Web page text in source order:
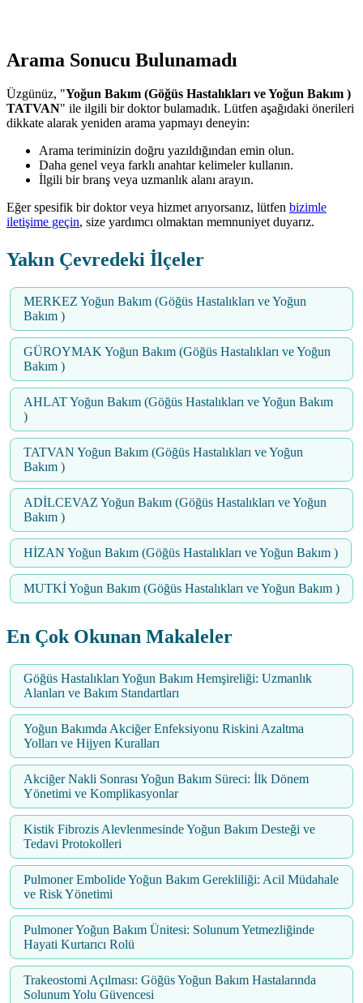
Arama Sonucu Bulunamadı
Üzgünüz, "Yoğun Bakım (Göğüs Hastalıkları ve Yoğun Bakım )
TATVAN" ile ilgili bir doktor bulamadık. Lütfen aşağıdaki önerileri
dikkate alarak yeniden arama yapmayı deneyin:
Arama teriminizin doğru yazıldığından emin olun.
Daha genel veya farklı anahtar kelimeler kullanın.
İlgili bir branş veya uzmanlık alanı arayın.
Eğer spesifik bir doktor veya hizmet arıyorsanız, lütfen bizimle
iletişime geçin, size yardımcı olmaktan memnuniyet duyarız.
Yakın Çevredeki İlçeler
MERKEZ Yoğun Bakım (Göğüs Hastalıkları ve Yoğun
Bakım )
GÜROYMAK Yoğun Bakım (Göğüs Hastalıkları ve Yoğun
Bakım )
AHLAT Yoğun Bakım (Göğüs Hastalıkları ve Yoğun Bakım
)
TATVAN Yoğun Bakım (Göğüs Hastalıkları ve Yoğun
Bakım )
ADİLCEVAZ Yoğun Bakım (Göğüs Hastalıkları ve Yoğun
Bakım )
HİZAN Yoğun Bakım (Göğüs Hastalıkları ve Yoğun Bakım )
MUTKİ Yoğun Bakım (Göğüs Hastalıkları ve Yoğun Bakım )
En Çok Okunan Makaleler
Göğüs Hastalıkları Yoğun Bakım Hemşireliği: Uzmanlık
Alanları ve Bakım Standartları
Yoğun Bakımda Akciğer Enfeksiyonu Riskini Azaltma
Yolları ve Hijyen Kuralları
Akciğer Nakli Sonrası Yoğun Bakım Süreci: İlk Dönem
Yönetimi ve Komplikasyonlar
Kistik Fibrozis Alevlenmesinde Yoğun Bakım Desteği ve
Tedavi Protokolleri
Pulmoner Embolide Yoğun Bakım Gerekliliği: Acil Müdahale
ve Risk Yönetimi
Pulmoner Yoğun Bakım Ünitesi: Solunum Yetmezliğinde
Hayati Kurtarıcı Rolü
Trakeostomi Açılması: Göğüs Yoğun Bakım Hastalarında
Solunum Yolu Güvencesi